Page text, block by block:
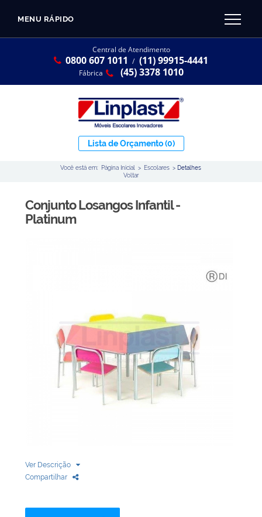
MENU RÁPIDO
Central de Atendimento
0800 607 1011 / (11) 99915-4441
Fábrica (45) 3378 1010
Lista de Orçamento(0)
Você está em: Página Inicial > Escolares >Detalhes
Voltar
Conjunto Losangos Infantil -
Platinum
Ver Descrição
Compartilhar
Linha Resina Plástica
Ambiente Maker
Quadro Branco
Linha Wood Prime
Cadeira especial
CATÁLOGO LINPLAST 2025
SOBRE A EMPRESA